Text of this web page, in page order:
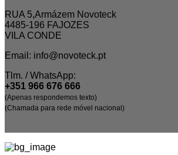
RUA 5,Armázem Novoteck
4485-196 FAJOZES
VILA CONDE
Email: info@novoteck.pt
Tlm. / WhatsApp:
+351 966 676 666
(Apenas respondemos texto)
(Chamada para rede móvel nacional)